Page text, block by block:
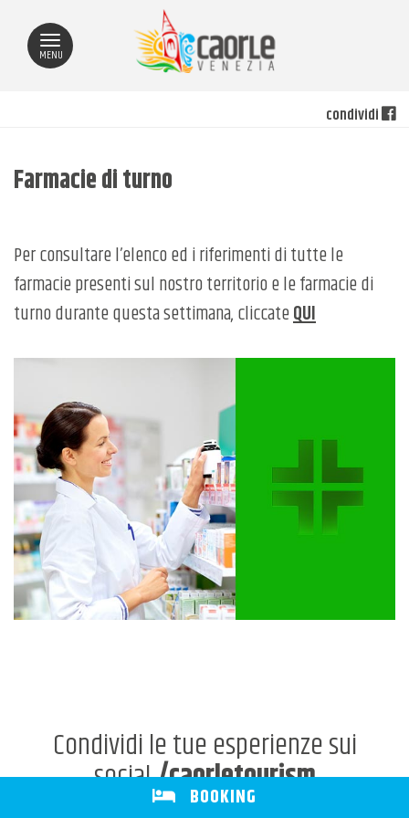
MENU
condividi
Farmacie di turno
Per consultare l’elenco ed i riferimenti di tutte le
farmacie presenti sul nostro territorio e le farmacie di
turno durante questa settimana, cliccateQUI
Condividi le tue esperienze sui
social/caorletourism
BOOKING